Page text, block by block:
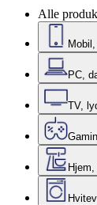
Alle
PC,
TV,